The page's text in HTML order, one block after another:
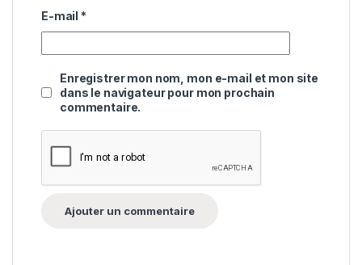
E-mail *
Enregistrer mon nom, mon e-mail et mon site
dans le navigateur pour mon prochain
commentaire.